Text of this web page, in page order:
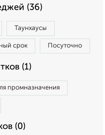
(36)
Таунхаусы
срок Посуточно
(1)
промназначения
(0)